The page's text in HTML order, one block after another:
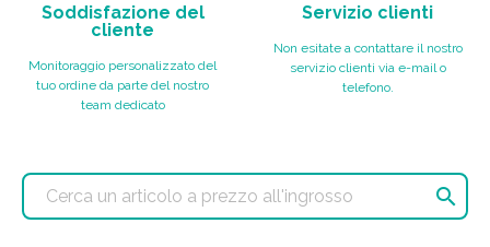
Soddisfazione del
cliente
Monitoraggio personalizzato del
tuo ordine da parte del nostro
team dedicato
Servizio clienti
Non esitate a contattare il nostro
servizio clienti via e-mail o
telefono.
